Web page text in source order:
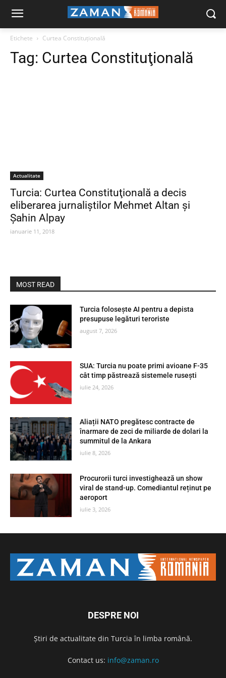
Etichete Curtea Constituţională
Tag: Curtea Constituţională
Actualitate
Turcia: Curtea Constituţională a decis
eliberarea jurnaliştilor Mehmet Altan şi
Şahin Alpay
ianuarie 11, 2018
MOST READ
Turcia folosește AI pentru a depista
presupuse legături teroriste
august 7, 2026
SUA: Turcia nu poate primi avioane F-35
cât timp păstrează sistemele rusești
iulie 24, 2026
Aliații NATO pregătesc contracte de
înarmare de zeci de miliarde de dolari la
summitul de la Ankara
iulie 8, 2026
Procurorii turci investighează un show
viral de stand-up. Comediantul reținut pe
aeroport
iulie 3, 2026
DESPRE NOI
Știri de actualitate din Turcia în limba română.
Contact us: info@zaman.ro